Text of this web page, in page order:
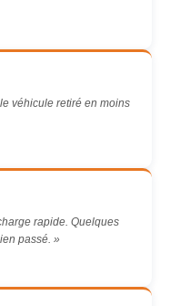
véhicule retiré en moins
rapide. Quelques
passé. »